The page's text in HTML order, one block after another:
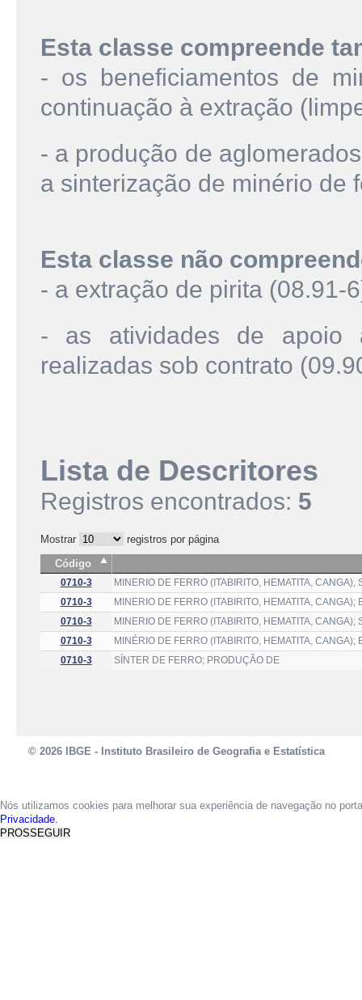
Esta classe compreende
- os beneficiamentos de
continuação à extração
- a produção de
a sinterização de minério de
Esta classe não
- a extração de pirita (08.91-
- as atividades de apoio
realizadas sob contrato
Lista de Descritores
Registros encontrados: 5
Mostrar
registros por página
Código
0710-3
MINERIO DE FERRO (ITABIRITO, HEMATITA,
0710-3
MINERIO DE FERRO (ITABIRITO, HEMATITA, CANGA);
0710-3
MINERIO DE FERRO (ITABIRITO, HEMATITA,
0710-3
MINÉRIO DE FERRO (ITABIRITO, HEMATITA, CANGA);
0710-3
SÍNTER DE FERRO; PRODUÇÃO DE
© 2026 IBGE - Instituto Brasileiro de Geografia e Estatística
Nós utilizamos cookies para melhorar sua experiência de navegação no
Privacidade.
PROSSEGUIR